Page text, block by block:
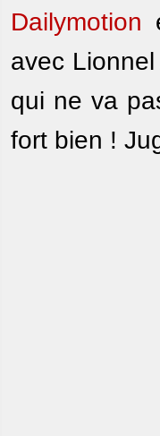
Dailymotion
avec
qui ne va
fort bien !